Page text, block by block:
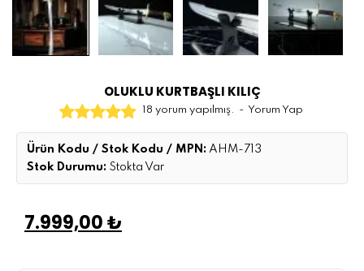
OLUKLU KURTBAŞLI KILIÇ
18 yorum yapılmış. - Yorum Yap
Ürün Kodu / Stok Kodu / MPN: AHM-713
Stok Durumu: Stokta Var
7.999,00 ₺